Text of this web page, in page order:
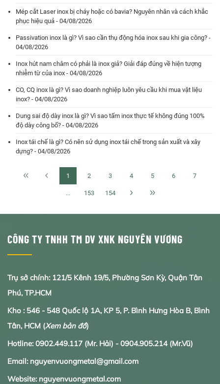
Mép cắt Laser inox bị cháy hoặc có bavia? Nguyên nhân và cách khắc
phục hiệu quả - 04/08/2026
Passivation inox là gì? Vì sao cần thụ động hóa inox sau khi gia công? -
04/08/2026
Inox hút nam châm có phải là inox giả? Giải đáp đúng về hiện tượng
nhiễm từ của inox - 04/08/2026
CO, CQ inox là gì? Vì sao doanh nghiệp luôn yêu cầu khi mua vật liệu
inox? - 04/08/2026
Dung sai độ dày inox là gì? Vì sao tấm inox thực tế không đúng 100%
độ dày công bố? - 04/08/2026
Inox tái chế là gì? Có nên sử dụng inox tái chế trong sản xuất và xây
dựng? - 04/08/2026
1 2 3 4 5 6 7
... 153 154
CÔNG TY TNHH TM DV XNK NGUYÊN VƯƠNG
Trụ sở chính: 121/5 Kênh 19/5, Phường Sơn Kỳ, Quận Tân
Phú, TP.HCM
Kho : 546 - 548 Quốc lộ 1A, KP 5, P. Bình Hưng Hòa B, Bình
Tân, HCM (Xem bản đồ)
Hotline: 0902.449.117 (Mr. Hải) - 0904.905.214(Mr.Vũ)
Email: nguyenvuongmetal@gmail.com
Website: nguyenvuongmetal.com